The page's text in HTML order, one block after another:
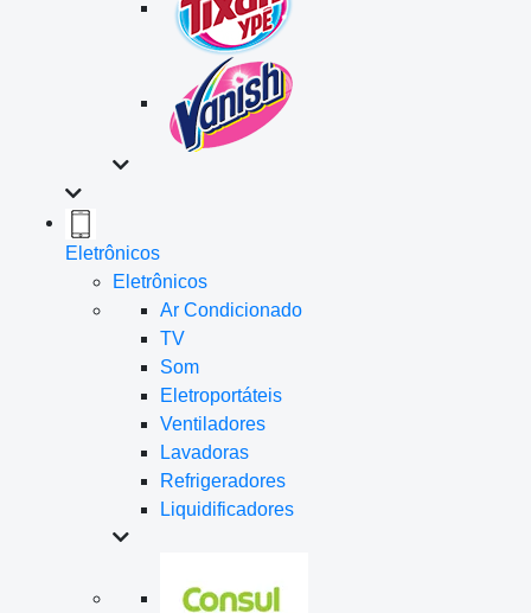
Eletrônicos
Eletrônicos
Ar Condicionado
TV
Som
Eletroportáteis
Ventiladores
Lavadoras
Refrigeradores
Liquidificadores